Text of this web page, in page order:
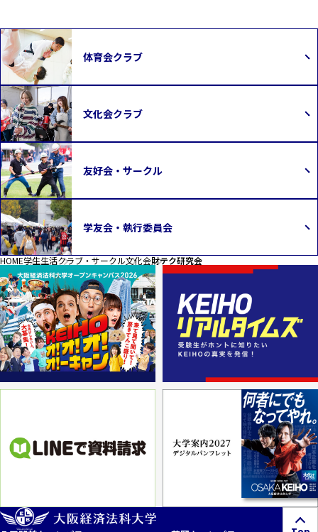
体育会クラブ
文化会クラブ
友好会・サークル
学友会・執行委員会
HOME学生生活クラブ・サークル文化会財テク研究会